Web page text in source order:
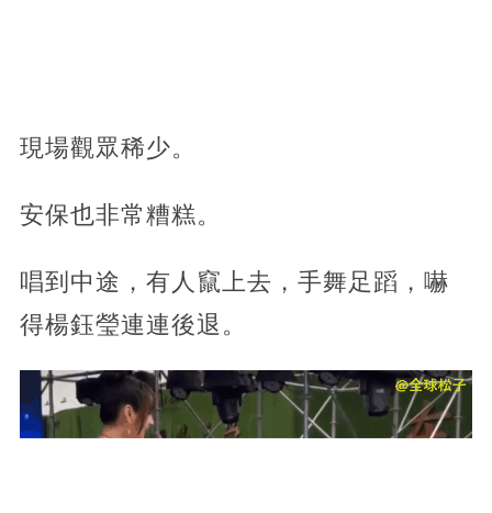
現場觀眾稀少。
安保也非常糟糕。
唱到中途，有人竄上去，手舞足蹈，嚇
得楊鈺瑩連連後退。